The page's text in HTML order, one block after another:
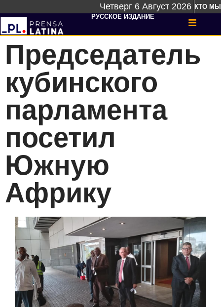
Четверг 6 Август 2026 КТО МЫ
РУССКОЕ ИЗДАНИЕ
Председатель
кубинского
парламента
посетил
Южную
Африку